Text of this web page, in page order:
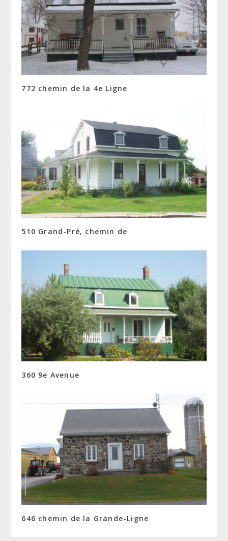
772 chemin de la 4e Ligne
510 Grand-Pré, chemin de
360 9e Avenue
646 chemin de la Grande-Ligne